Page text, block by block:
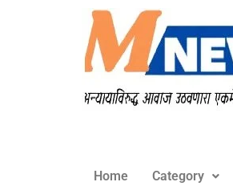
Home Category